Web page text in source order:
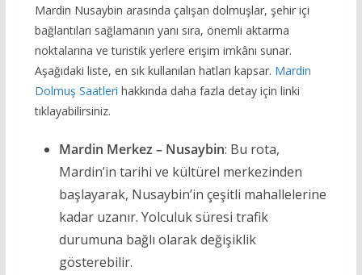
Mardin Nusaybin arasında çalışan dolmuşlar, şehir içi
bağlantıları sağlamanın yanı sıra, önemli aktarma
noktalarına ve turistik yerlere erişim imkânı sunar.
Aşağıdaki liste, en sık kullanılan hatları kapsar. Mardin
Dolmuş Saatleri hakkında daha fazla detay için linki
tıklayabilirsiniz.
Mardin Merkez – Nusaybin: Bu rota,
Mardin’in tarihi ve kültürel merkezinden
başlayarak, Nusaybin’in çeşitli mahallelerine
kadar uzanır. Yolculuk süresi trafik
durumuna bağlı olarak değişiklik
gösterebilir.